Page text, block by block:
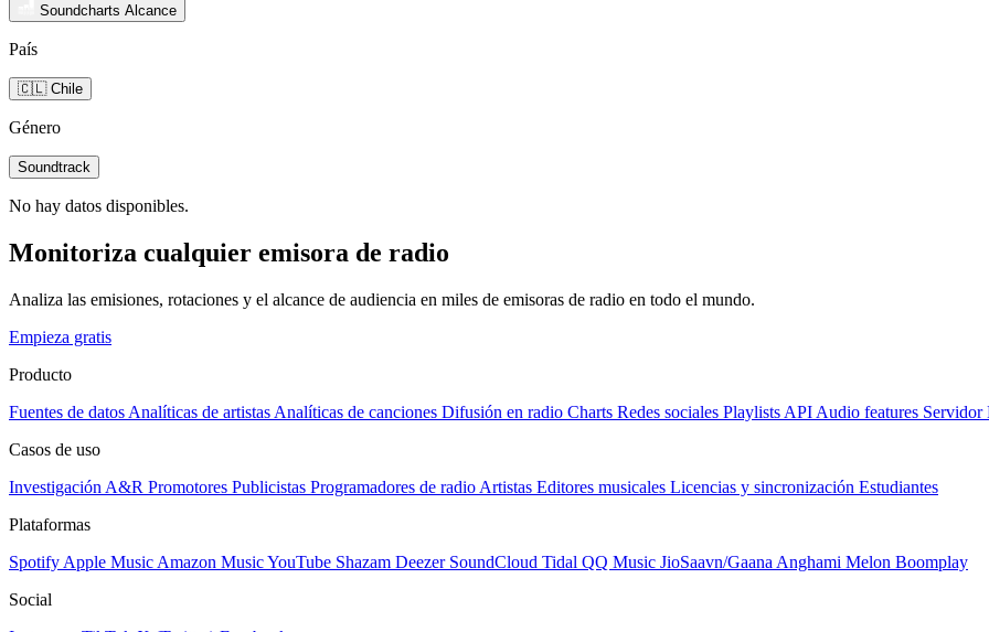
Soundcharts Alcance
País
🇨🇱 Chile
Género
Soundtrack
No hay datos disponibles.
Monitoriza cualquier emisora de radio
Analiza las emisiones, rotaciones y el alcance de audiencia en miles de emisoras de radio en todo el mundo.
Empieza gratis
Producto
Fuentes de datos Analíticas de artistas Analíticas de canciones Difusión en radio Charts Redes sociales Playlists API Audio features Servidor
Casos de uso
Investigación A&R Promotores Publicistas Programadores de radio Artistas Editores musicales Licencias y sincronización Estudiantes
Plataformas
Spotify Apple Music Amazon MusicYouTube Shazam Deezer SoundCloud Tidal QQ Music JioSaavn/Gaana Anghami Melon Boomplay
Social